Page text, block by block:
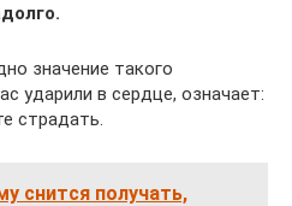
значение такого
ударили в сердце, означает:
страдать.
снится получать,